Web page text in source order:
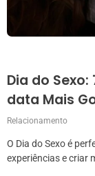
Dia do
data Mais
Relacionamento
O Dia do Sexo é
experiências e criar